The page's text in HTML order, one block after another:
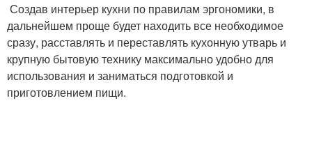
Создав интерьер кухни по правилам эргономики, в
дальнейшем проще будет находить все необходимое
сразу, расставлять и переставлять кухонную утварь и
крупную бытовую технику максимально удобно для
использования и заниматься подготовкой и
приготовлением пищи.